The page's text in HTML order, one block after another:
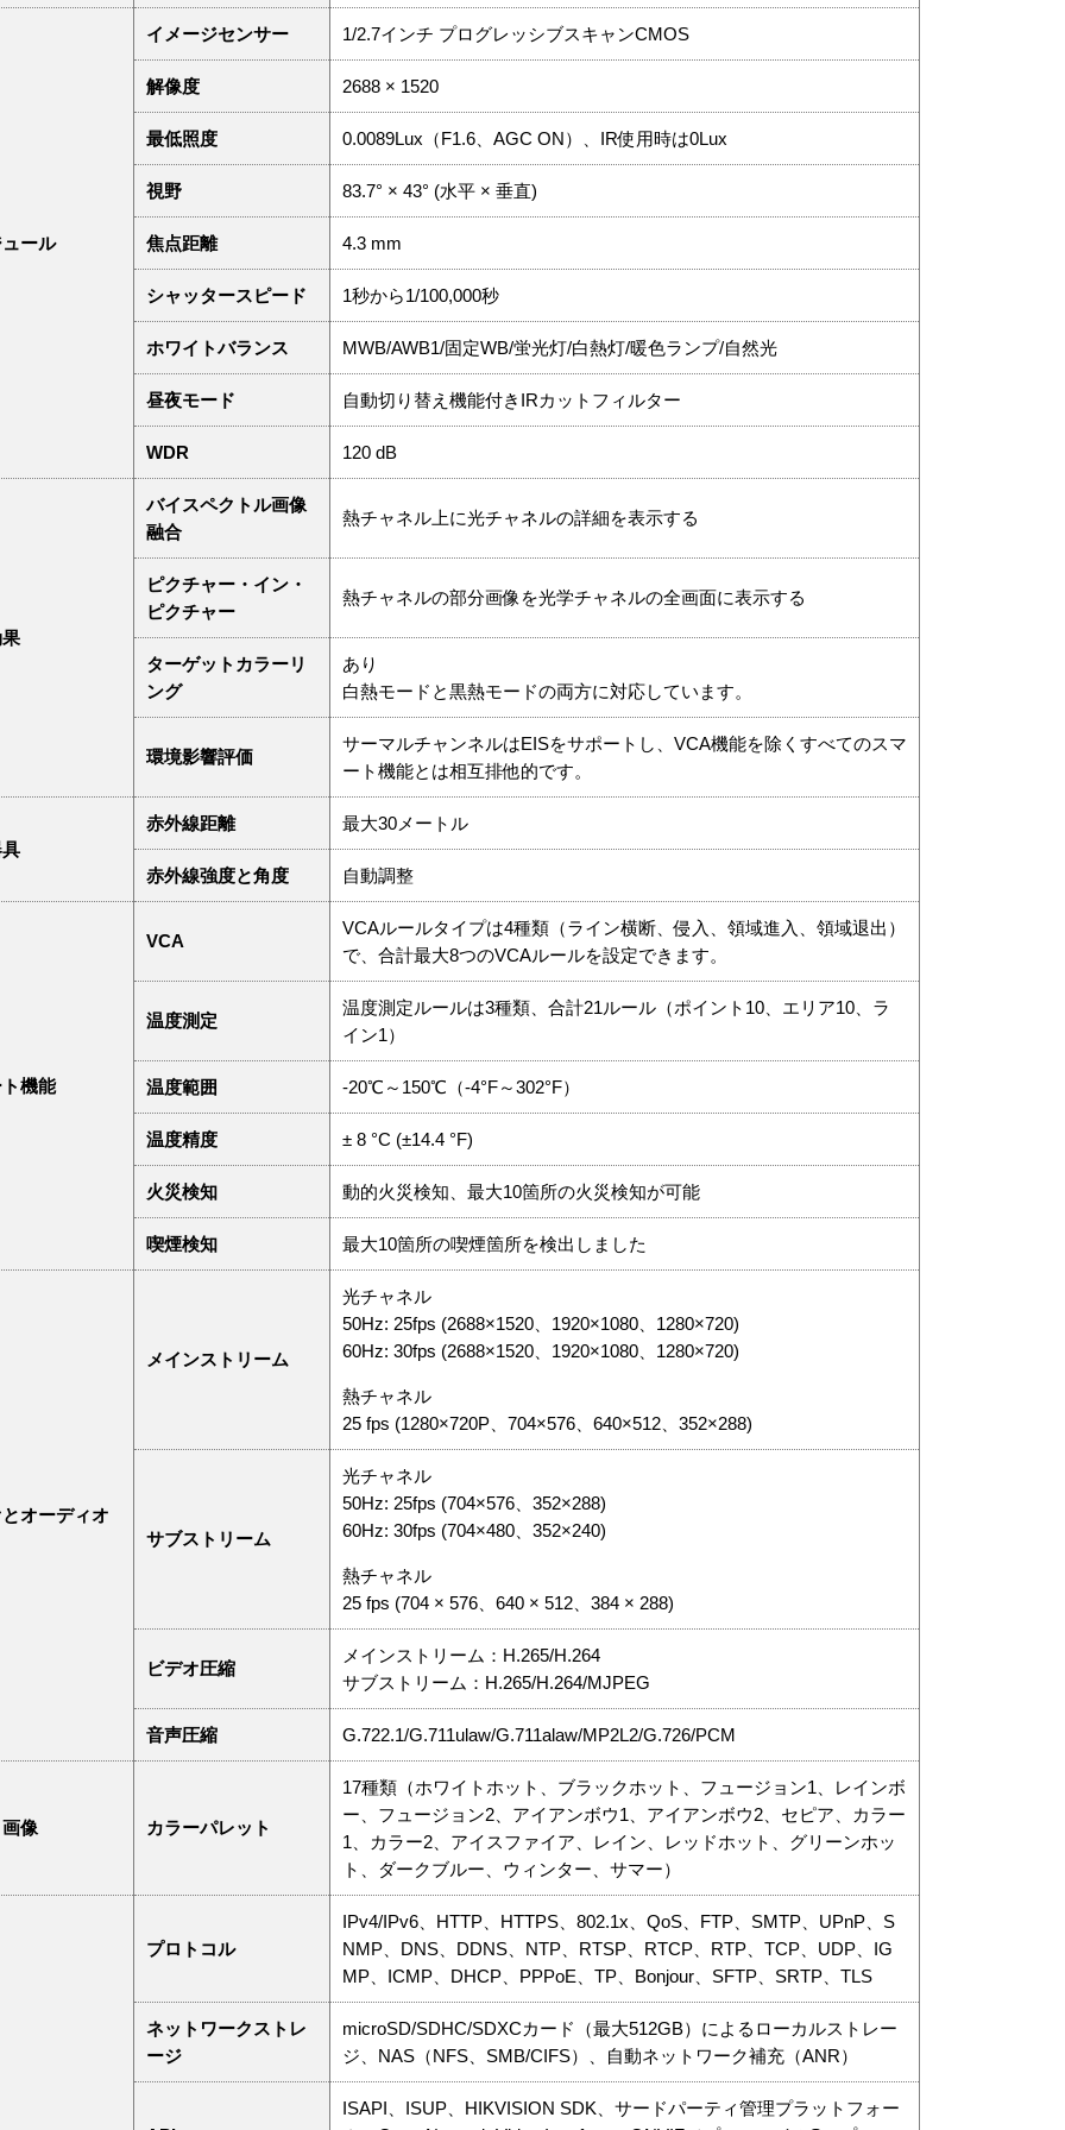
ール
イメージセンサー 1/2.7インチ プログレッシブスキャンCMOS
解像度 2688 × 1520
最低照度 0.0089Lux（F1.6、AGC ON）、IR使用時は0Lux
視野 83.7° × 43° (水平 × 垂直)
焦点距離 4.3 mm
シャッタースピード 1秒から1/100,000秒
ホワイトバランス MWB/AWB1/固定WB/蛍光灯/白熱灯/暖色ランプ/自然光
昼夜モード 自動切り替え機能付きIRカットフィルター
WDR 120 dB
バイスペクトル画像
融合
熱チャネル上に光チャネルの詳細を表示する
ピクチャー・イン・
ピクチャー
熱チャネルの部分画像を光学チャネルの全画面に表示する
ターゲットカラーリ
ング
あり
白熱モードと黒熱モードの両方に対応しています。
環境影響評価
サーマルチャンネルはEISをサポートし、VCA機能を除くすべてのスマ
ート機能とは相互排他的です。
赤外線距離 最大30メートル
赤外線強度と角度 自動調整
機能
VCA
VCAルールタイプは4種類（ライン横断、侵入、領域進入、領域退出）
で、合計最大8つのVCAルールを設定できます。
温度測定
温度測定ルールは3種類、合計21ルール（ポイント10、エリア10、ラ
イン1）
温度範囲 -20℃～150℃（-4°F～302°F）
温度精度 ± 8 °C (±14.4 °F)
火災検知 動的火災検知、最大10箇所の火災検知が可能
喫煙検知 最大10箇所の喫煙箇所を検出しました
オーディオ
メインストリーム
光チャネル
50Hz: 25fps (2688×1520、1920×1080、1280×720)
60Hz: 30fps (2688×1520、1920×1080、1280×720)
熱チャネル
25 fps (1280×720P、704×576、640×512、352×288)
サブストリーム
光チャネル
50Hz: 25fps (704×576、352×288)
60Hz: 30fps (704×480、352×240)
熱チャネル
25 fps (704 × 576、640 × 512、384 × 288)
ビデオ圧縮
メインストリーム：H.265/H.264
サブストリーム：H.265/H.264/MJPEG
音声圧縮 G.722.1/G.711ulaw/G.711alaw/MP2L2/G.726/PCM
像 カラーパレット
17種類（ホワイトホット、ブラックホット、フュージョン1、レインボ
ー、フュージョン2、アイアンボウ1、アイアンボウ2、セピア、カラー
1、カラー2、アイスファイア、レイン、レッドホット、グリーンホッ
ト、ダークブルー、ウィンター、サマー）
プロトコル
IPv4/IPv6、HTTP、HTTPS、802.1x、QoS、FTP、SMTP、UPnP、S
NMP、DNS、DDNS、NTP、RTSP、RTCP、RTP、TCP、UDP、IG
MP、ICMP、DHCP、PPPoE、TP、Bonjour、SFTP、SRTP、TLS
ネットワークストレ
ージ
microSD/SDHC/SDXCカード（最大512GB）によるローカルストレー
ジ、NAS（NFS、SMB/CIFS）、自動ネットワーク補充（ANR）
ISAPI、ISUP、HIKVISION SDK、サードパーティ管理プラットフォー